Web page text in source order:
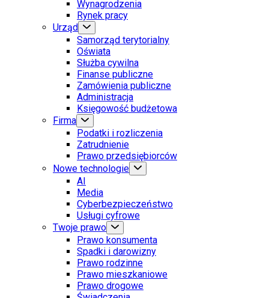
Wynagrodzenia
Rynek pracy
Urząd
Samorząd terytorialny
Oświata
Służba cywilna
Finanse publiczne
Zamówienia publiczne
Administracja
Księgowość budżetowa
Firma
Podatki i rozliczenia
Zatrudnienie
Prawo przedsiębiorców
Nowe technologie
AI
Media
Cyberbezpieczeństwo
Usługi cyfrowe
Twoje prawo
Prawo konsumenta
Spadki i darowizny
Prawo rodzinne
Prawo mieszkaniowe
Prawo drogowe